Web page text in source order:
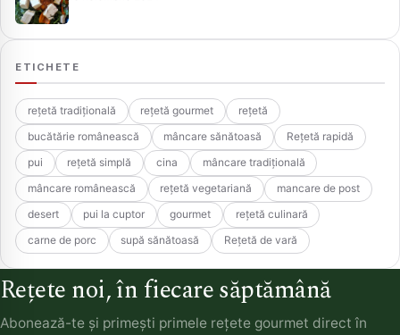
ETICHETE
rețetă tradițională rețetă gourmet
rețetă
bucătărie românească
mâncare sănătoasă
Rețetă rapidă
pui
rețetă simplă cina
mâncare tradițională
mâncare românească
rețetă vegetariană
mancare de post
desert
pui la cuptor gourmet
rețetă culinară
carne de porc
supă sănătoasă Rețetă de vară
Rețete noi, în fiecare săptămână
Abonează-te și primești primele rețete gourmet direct în